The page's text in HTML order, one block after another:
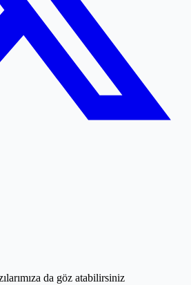
da göz atabilirsiniz